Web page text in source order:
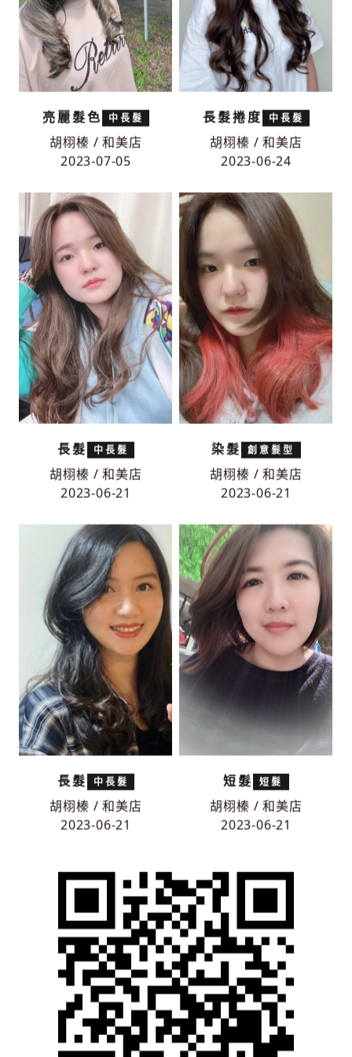
亮麗髮色 中長髮
胡栩榛 / 和美店
2023-07-05
長髮捲度 中長髮
胡栩榛 / 和美店
2023-06-24
長髮 中長髮
胡栩榛 / 和美店
2023-06-21
染髮 創意髮型
胡栩榛 / 和美店
2023-06-21
長髮 中長髮
胡栩榛 / 和美店
2023-06-21
短髮 短髮
胡栩榛 / 和美店
2023-06-21